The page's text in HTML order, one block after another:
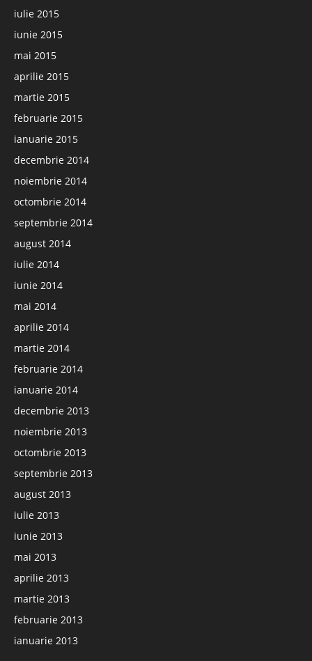
iulie 2015
iunie 2015
mai 2015
aprilie 2015
martie 2015
februarie 2015
ianuarie 2015
decembrie 2014
noiembrie 2014
octombrie 2014
septembrie 2014
august 2014
iulie 2014
iunie 2014
mai 2014
aprilie 2014
martie 2014
februarie 2014
ianuarie 2014
decembrie 2013
noiembrie 2013
octombrie 2013
septembrie 2013
august 2013
iulie 2013
iunie 2013
mai 2013
aprilie 2013
martie 2013
februarie 2013
ianuarie 2013